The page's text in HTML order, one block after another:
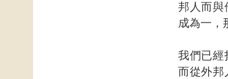
邦人而與
成為一，
我們已經
而從外邦